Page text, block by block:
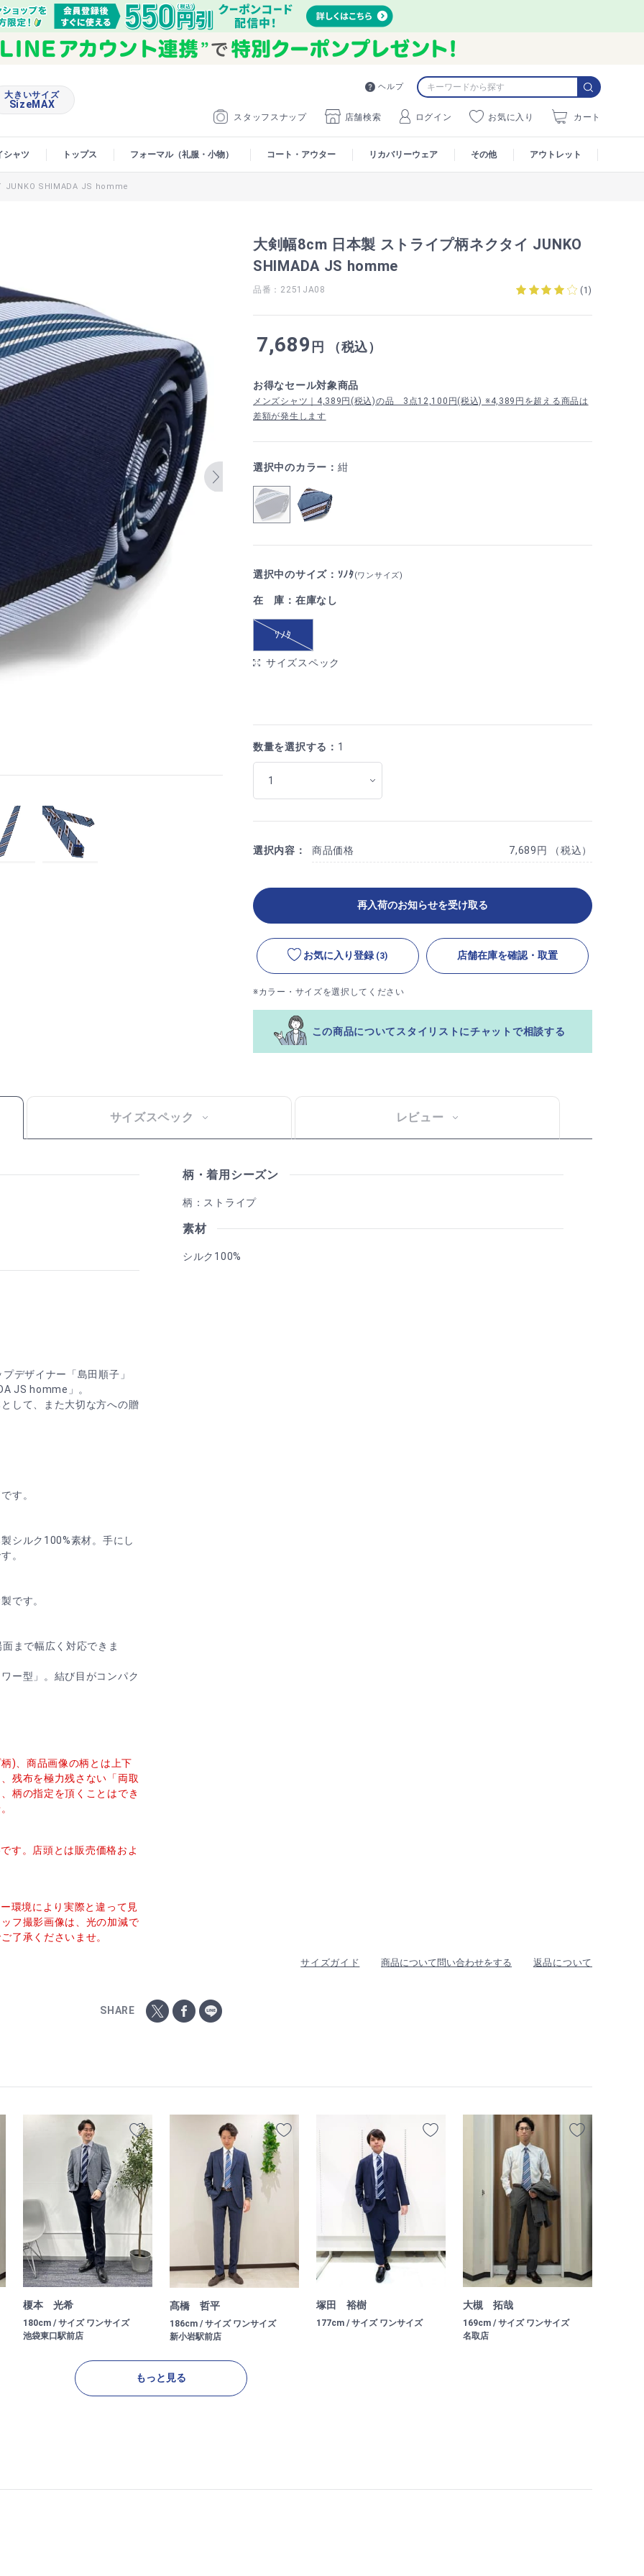
ヘルプ
スタッフスナップ 店舗検索 ログイン お気に入り カート
大きいサイズ
SizeMAX
シャツ トップス フォーマル（礼服・小物） コート・アウター リカバリーウェア その他 アウトレット
JUNKO SHIMADA JS homme
大剣幅8cm 日本製 ストライプ柄ネクタイ JUNKO
SHIMADA JS homme
品番：2251JA08 (1)
7,689 円 （税込）
お得なセール対象商品
メンズシャツ｜4,389円(税込)の品 3点12,100円(税込) ※4,389円を超える商品は
差額が発生します
選択中のカラー： 紺
選択中のサイズ：ｿﾉﾀ(ワンサイズ)
在 庫：在庫なし
ｿﾉﾀ
サイズスペック
数量を選択する： 1
選択内容： 商品価格 7,689円 （税込）
再入荷のお知らせを受け取る
お気に入り登録 (3) 店舗在庫を確認・取置
※カラー・サイズを選択してください
この商品についてスタイリストにチャットで相談する
サイズスペック レビュー
デザイナー「島田順子」
JS homme」。
して、また大切な方への贈
す。
シルク100%素材。手にし
。
です。
まで幅広く対応できま
ー型」。結び目がコンパク
)、商品画像の柄とは上下
残布を極力残さない「両取
柄の指定を頂くことはでき
す。店頭とは販売価格およ
環境により実際と違って見
フ撮影画像は、光の加減で
了承くださいませ。
柄・着用シーズン
柄：ストライプ
素材
シルク100%
サイズガイド 商品について問い合わせをする 返品について
SHARE
榎本 光希
180cm / サイズ ワンサイズ
池袋東口駅前店
髙橋 哲平
186cm / サイズ ワンサイズ
新小岩駅前店
塚田 裕樹
177cm / サイズ ワンサイズ
大槻 拓哉
169cm / サイズ ワンサイズ
名取店
もっと見る